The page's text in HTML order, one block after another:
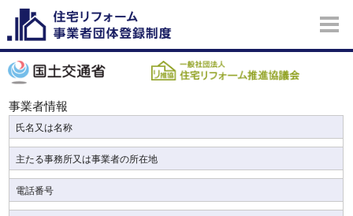
事業者情報
氏名又は名称
主たる事務所又は事業者の所在地
電話番号